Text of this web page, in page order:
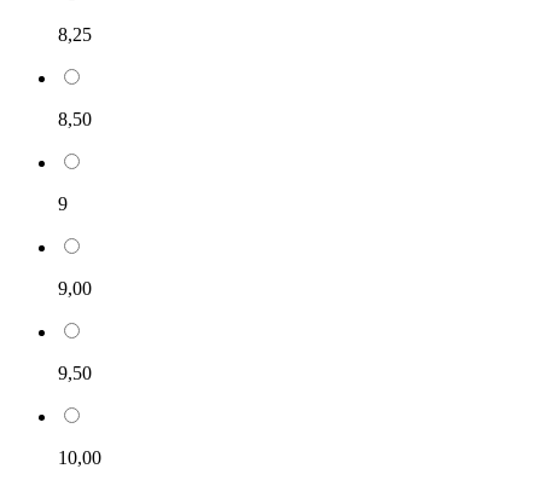
8,25
8,50
9
9,00
9,50
10,00